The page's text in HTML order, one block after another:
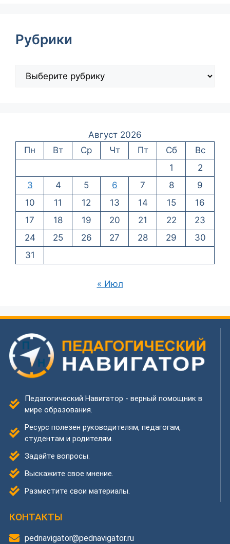
Рубрики
Август 2026
Пн
Вт Ср Чт Пт Сб
Вс
1
2
3
4 5 6 7 8
9
10
11 12 13 14 15
16
17
18 19 20 21 22
23
24
25 26 27 28 29
30
31
« Июл
Педагогический Навигатор - верный помощник в
мире образования.
Ресурс полезен руководителям, педагогам,
студентам и родителям.
Задайте вопросы.
Выскажите свое мнение.
Разместите свои материалы.
КОНТАКТЫ
pednavigator@pednavigator.ru